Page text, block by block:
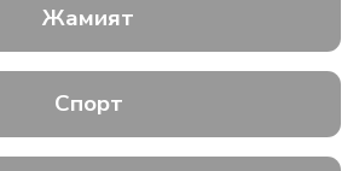
Жамият
Спорт